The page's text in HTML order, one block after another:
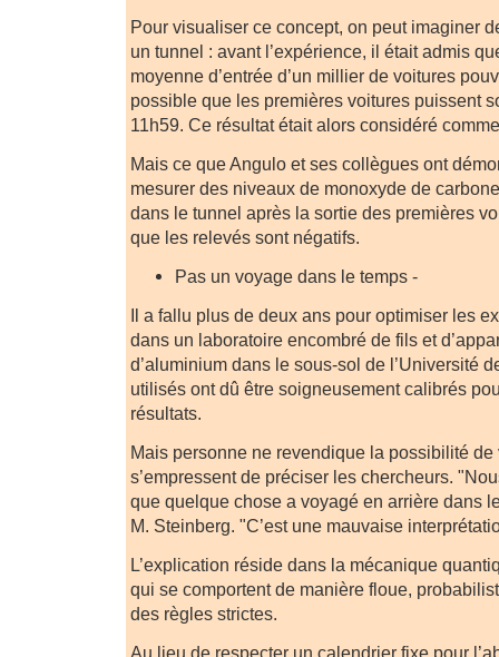
Pour visualiser ce concept, on peut imaginer
un tunnel : avant l’expérience, il était admis
moyenne d’entrée d’un millier de voitures
possible que les premières voitures puissent
11h59. Ce résultat était alors considéré
Mais ce que Angulo et ses collègues ont
mesurer des niveaux de monoxyde de
dans le tunnel après la sortie des premières
que les relevés sont négatifs.
Pas un voyage dans le temps -
Il a fallu plus de deux ans pour optimiser les
dans un laboratoire encombré de fils et
d’aluminium dans le sous-sol de l’Université
utilisés ont dû être soigneusement calibrés
résultats.
Mais personne ne revendique la possibilité
s’empressent de préciser les chercheurs.
que quelque chose a voyagé en arrière dans
M. Steinberg. "C’est une mauvaise
L’explication réside dans la mécanique
qui se comportent de manière floue,
des règles strictes.
Au lieu de respecter un calendrier fixe pour